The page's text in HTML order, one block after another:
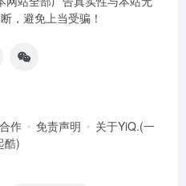
，避免上当受骗！
作 免责声明
关于YiQ.(一
酷)